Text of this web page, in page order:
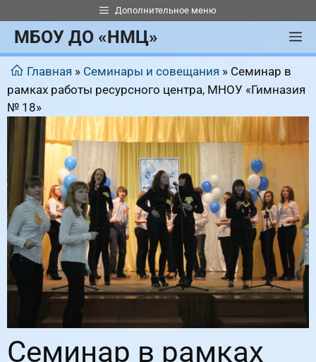
к
содержимому
Дополнительное меню
МБОУ ДО «НМЦ»
Главная » Семинары и совещания » Семинар в
рамках работы ресурсного центра, МНОУ «Гимназия
№ 18»
Семинар в рамках